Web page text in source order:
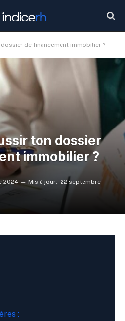
de financement immobilier ?
ton dossier
immobilier ?
2024 Mis à jour: 22 septembre
: